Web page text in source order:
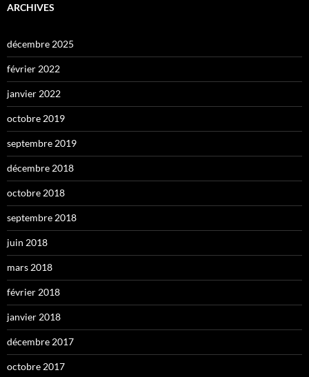
ARCHIVES
décembre 2025
février 2022
janvier 2022
octobre 2019
septembre 2019
décembre 2018
octobre 2018
septembre 2018
juin 2018
mars 2018
février 2018
janvier 2018
décembre 2017
octobre 2017